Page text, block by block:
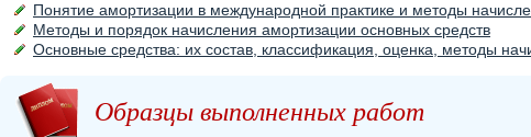
Понятие амортизации в международной практике и методы
Методы и порядок начисления амортизации основных средств
Основные средства: их состав, классификация, оценка, методы
Образцы выполненных работ